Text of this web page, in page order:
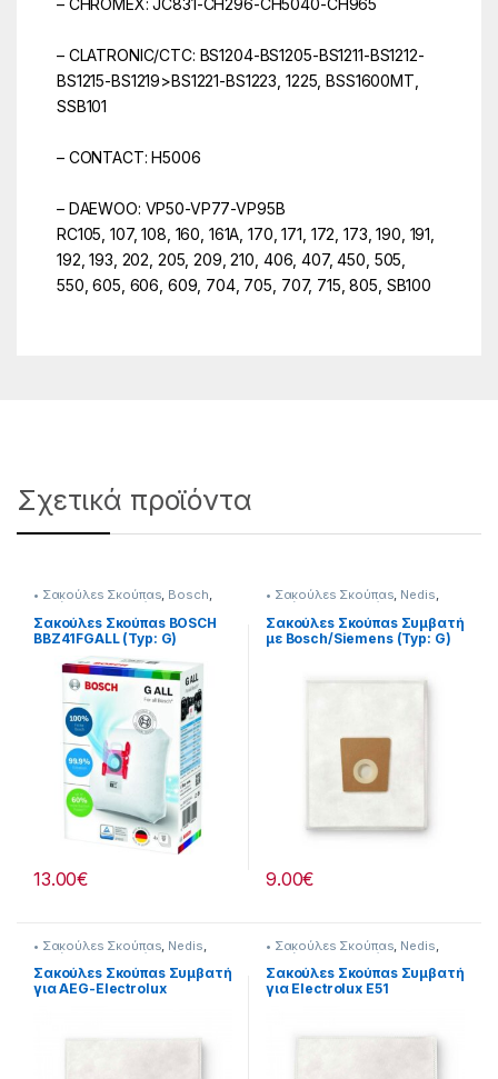
– CHROMEX: JC831-CH296-CH5040-CH965
– CLATRONIC/CTC: BS1204-BS1205-BS1211-BS1212-
BS1215-BS1219>BS1221-BS1223, 1225, BSS1600MT,
SSB101
– CONTACT: H5006
– DAEWOO: VP50-VP77-VP95B
RC105, 107, 108, 160, 161A, 170, 171, 172, 173, 190, 191,
192, 193, 202, 205, 209, 210, 406, 407, 450, 505,
550, 605, 606, 609, 704, 705, 707, 715, 805, SB100
Σχετικά προϊόντα
• Σακούλεs Σκούπαs, Bosch,
Σκούπισμα & Καθάρισμα
Σακούλεs Σκούπαs BOSCH
BBZ41FGALL (Typ: G)
Original 23219028
13.00€
• Σακούλεs Σκούπαs, Nedis,
Σκούπισμα & Καθάρισμα
Σακούλεs Σκούπαs Συμβατή
με Bosch/Siemens (Typ: G)
9.00€
• Σακούλεs Σκούπαs Nedis
Σκούπισμα & Καθάρισμα
Σακούλεs Σκούπαs Συμβατή
για AEG-Electrolux
• Σακούλεs Σκούπαs Nedis
Σκούπισμα & Καθάρισμα
Σακούλεs Σκούπαs Συμβατή
για Electrolux E51